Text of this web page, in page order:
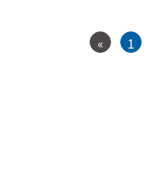
« 1